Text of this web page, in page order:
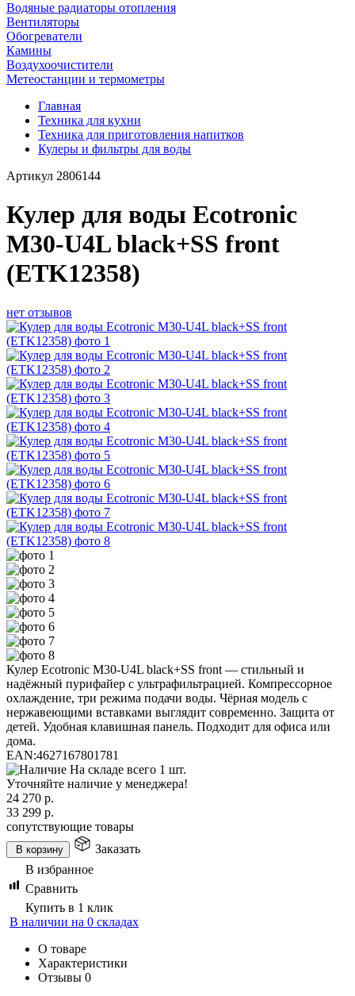
Водяные радиаторы отопления
Вентиляторы
Обогреватели
Камины
Воздухоочистители
Метеостанции и термометры
Главная
Техника для кухни
Техника для приготовления напитков
Кулеры и фильтры для воды
Артикул 2806144
Кулер для воды Ecotronic
M30-U4L black+SS front
(ETK12358)
нет отзывов
Кулер Ecotronic M30-U4L black+SS front — стильный и
надёжный пурифайер с ультрафильтрацией. Компрессорное
охлаждение, три режима подачи воды. Чёрная модель с
нержавеющими вставками выглядит современно. Защита от
детей. Удобная клавишная панель. Подходит для офиса или
дома.
EAN:4627167801781
На складе всего 1 шт.
Уточняйте наличие у менеджера!
24 270 р.
33 299 р.
сопутствующие товары
В корзину
Заказать
В избранное
Сравнить
Купить в 1 клик
В наличии на 0 складах
О товаре
Характеристики
Отзывы 0